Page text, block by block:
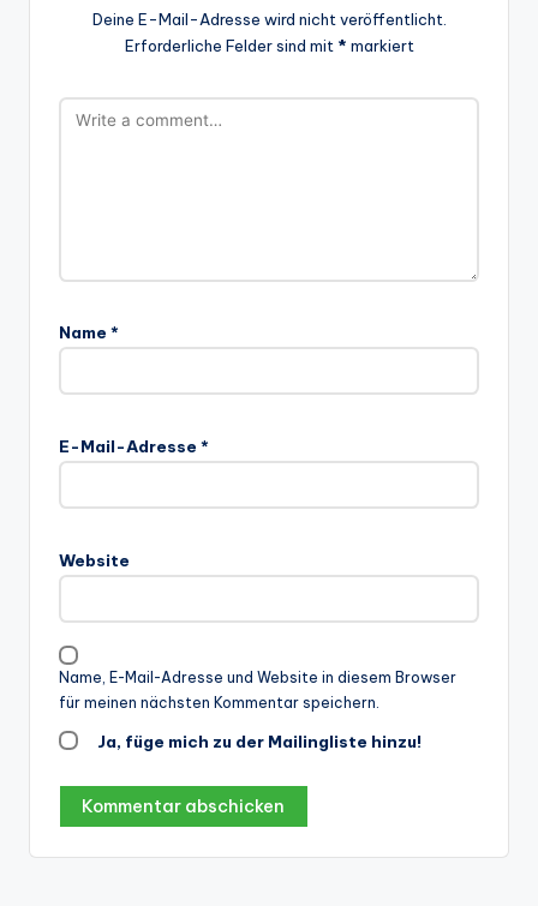
Deine E-Mail-Adresse wird nicht veröffentlicht.
Erforderliche Felder sind mit * markiert
Name *
E-Mail-Adresse *
Website
Name, E-Mail-Adresse und Website in diesem Browser
für meinen nächsten Kommentar speichern.
Ja, füge mich zu der Mailingliste hinzu!